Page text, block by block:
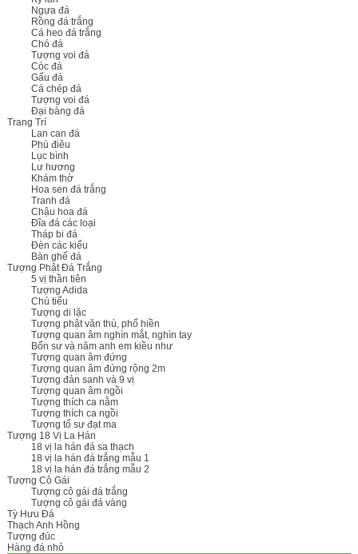
Ngựa đá
Rồng đá trắng
Cá heo đá trắng
Chó đá
Tượng voi đá
Cóc đá
Gấu đá
Cá chép đá
Tượng voi đá
Đại bàng đá
Trang Trí
Lan can đá
Phù điêu
Lục bình
Lư hương
Khám thờ
Hoa sen đá trắng
Tranh đá
Chậu hoa đá
Đĩa đá các loại
Tháp bi đá
Đèn các kiểu
Bàn ghế đá
Tượng Phật Đá Trắng
5 vị thần tiên
Tượng Adida
Chú tiểu
Tượng di lặc
Tượng phật văn thù, phổ hiền
Tượng quan âm nghìn mắt, nghìn tay
Bổn sư và năm anh em kiều như
Tượng quan âm đứng
Tượng quan âm đứng rộng 2m
Tượng đản sanh và 9 vị
Tượng quan âm ngồi
Tượng thích ca nằm
Tượng thích ca ngồi
Tượng tổ sư đạt ma
Tượng 18 Vị La Hán
18 vị la hán đá sa thạch
18 vị la hán đá trắng mẫu 1
18 vị la hán đá trắng mẫu 2
Tượng Cô Gái
Tượng cô gái đá trắng
Tượng cô gái đá vàng
Tỳ Hưu Đá
Thạch Anh Hồng
Tượng đúc
Hàng đá nhỏ